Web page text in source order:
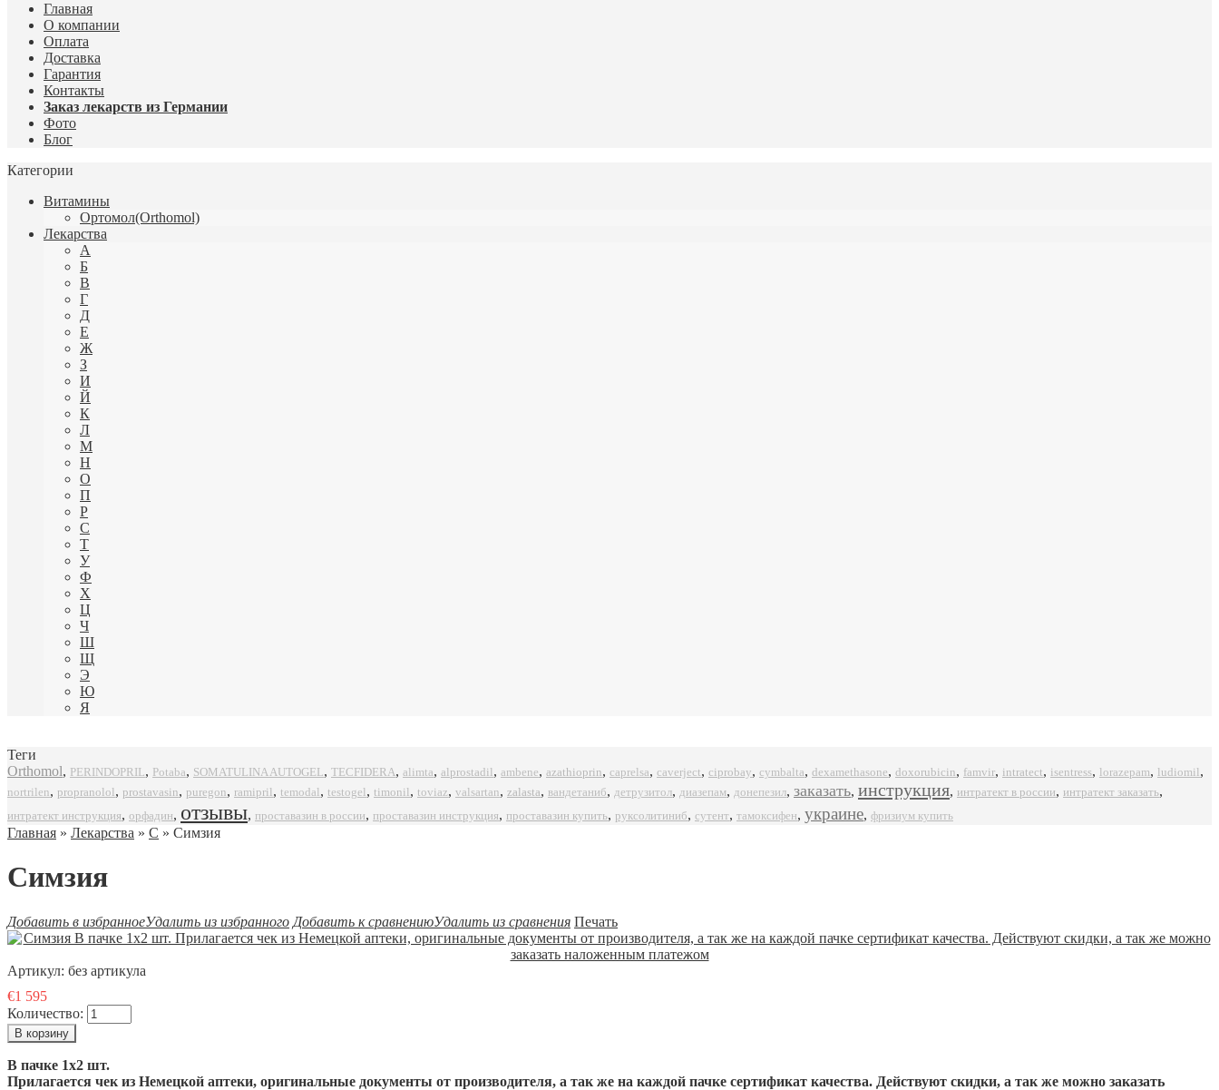
Главная
О компании
Оплата
Доставка
Гарантия
Контакты
Заказ лекарств из Германии
Фото
Блог
Категории
Витамины
Ортомол(Orthomol)
Лекарства
А
Б
В
Г
Д
Е
Ж
З
И
Й
К
Л
М
Н
О
П
Р
С
Т
У
Ф
Х
Ц
Ч
Ш
Щ
Э
Ю
Я
Теги
Orthomol, PERINDOPRIL, Potaba, SOMATULINA AUTOGEL, TECFIDERA, alimta, alprostadil, ambene, azathioprin, caprelsa, caverject, ciprobay, cymbalta, dexamethasone, doxorubicin, famvir, intratect, isentress, lorazepam, ludiomil,
nortrilen, propranolol, prostavasin, puregon, ramipril, temodal , testogel , timonil, toviaz, valsartan, zalasta, вандетаниб, детрузитол, диазепам, донепезил, заказать, инструкция, интратект в россии, интратект заказать,
интратект инструкция, орфадин, отзывы, проставазин в россии, проставазин инструкция, проставазин купить, руксолитиниб, сутент, тамоксифен, украине, фризиум купить
Главная » Лекарства » С » Симзия
Симзия
Добавить в избранноеУдалить из избранного Добавить к сравнениюУдалить из сравнения Печать
Артикул: без артикула
€1 595
Количество:
В пачке 1x2 шт.
Прилагается чек из Немецкой аптеки, оригинальные документы от производителя, а так же на каждой пачке сертификат качества. Действуют скидки, а так же можно заказать